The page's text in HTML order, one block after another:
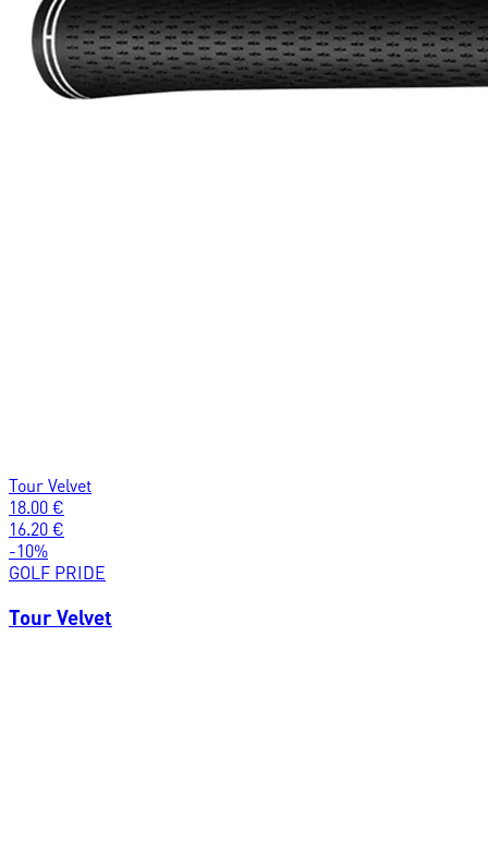
Tour Velvet
18.00 €
16.20 €
-10%
GOLF PRIDE
Tour Velvet